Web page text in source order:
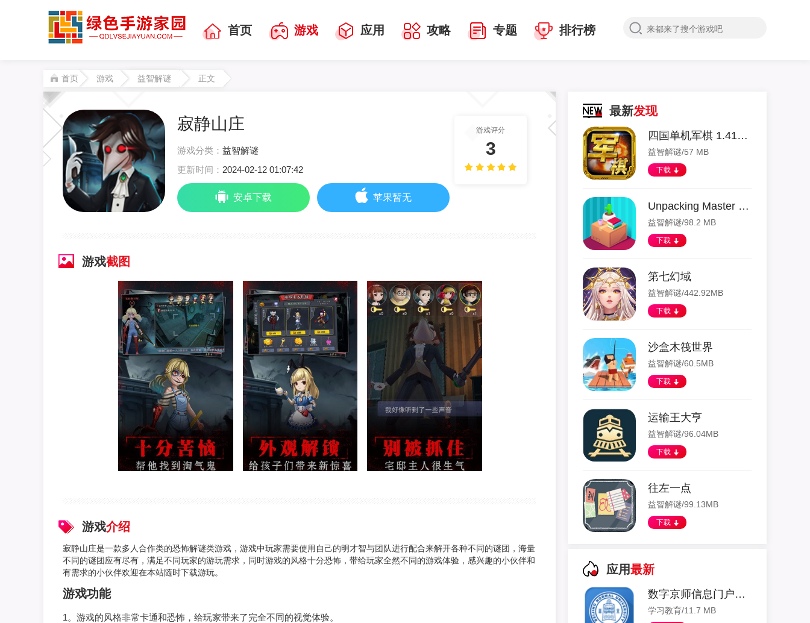
首页 游戏 应用 攻略 专题 排行榜
首页 游戏 益智解谜 正文
寂静山庄
游戏分类： 益智解谜
更新时间： 2024-02-12 01:07:42
安卓下载 苹果暂无
游戏评分
3
游戏截图
游戏介绍
寂静山庄是一款多人合作类的恐怖解谜类游戏，游戏中玩家需要使用自己的明才智与团队进行配合来解开各种不同的谜团，海量
不同的谜团应有尽有，满足不同玩家的游玩需求，同时游戏的风格十分恐怖，带给玩家全然不同的游戏体验，感兴趣的小伙伴和
有需求的小伙伴欢迎在本站随时下载游玩。
游戏功能
1。游戏的风格非常卡通和恐怖，给玩家带来了完全不同的视觉体验。
最新发现
四国单机军棋 1.41 安卓版
益智解谜/57 MB
下载
Unpacking Master 1.0.4 安卓版
益智解谜/98.2 MB
下载
第七幻域
益智解谜/442.92MB
下载
沙盒木筏世界
益智解谜/60.5MB
下载
运输王大亨
益智解谜/96.04MB
下载
往左一点
益智解谜/99.13MB
下载
应用最新
数字京师信息门户app 1.1.3 安卓版
学习教育/11.7 MB